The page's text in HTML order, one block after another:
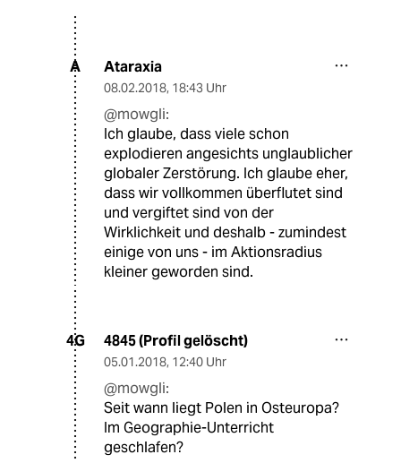
A Ataraxia
08.02.2018, 18:43 Uhr
@mowgli:
Ich glaube, dass viele schon
explodieren angesichts unglaublicher
globaler Zerstörung. Ich glaube eher,
dass wir vollkommen überflutet sind
und vergiftet sind von der
Wirklichkeit und deshalb - zumindest
einige von uns - im Aktionsradius
kleiner geworden sind.
4G 4845 (Profil gelöscht)
05.01.2018, 12:40 Uhr
@mowgli:
Seit wann liegt Polen in Osteuropa?
Im Geographie-Unterricht
geschlafen?